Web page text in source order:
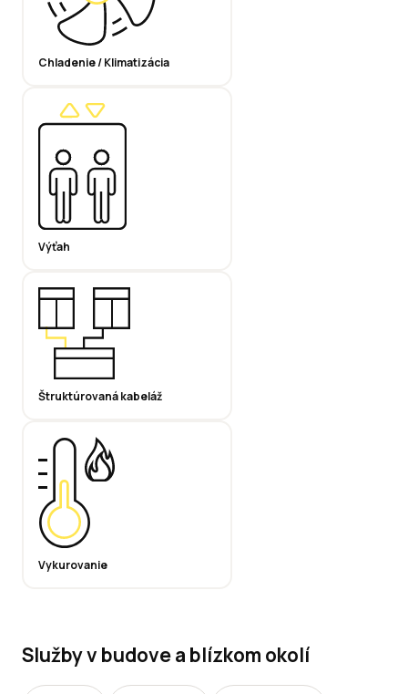
Chladenie / Klimatizácia
Výťah
Štruktúrovaná kabeláž
Vykurovanie
Služby v budove a blízkom okolí